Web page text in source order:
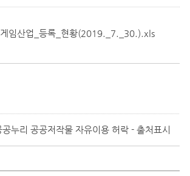
게임산업_등록_현황(2019._7._30.).xls